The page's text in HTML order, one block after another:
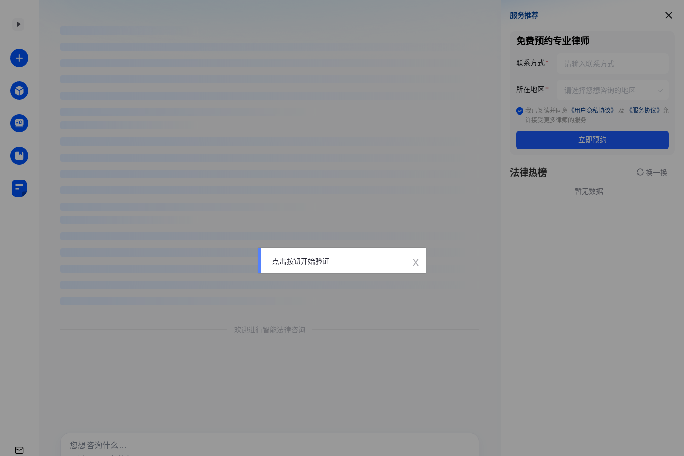
欢迎进行智能法律咨询
服务推荐
服务推荐
免费预约专业律师
联系方式
所在地区
我已阅读并同意 《用户隐私协议》 及 《服务协议》 允
许接受更多律师的服务
立即预约
法律热榜 换一换
暂无数据
点击按钮开始验证 x